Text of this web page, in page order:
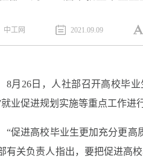
中工网 2021.09.09
8月26日，人社部召开高校毕
就业促进规划实施等重点工作进
“促进高校毕业生更加充分更高
有关负责人指出，要把促进高